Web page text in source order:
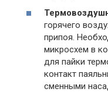
горячего
припоя.
микросхем в
для пайки
контакт
сменными